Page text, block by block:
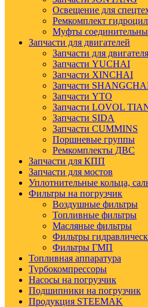
Освещение для
Ремкомплект
Муфты
Запчасти для двигателей
Запчасти для
Запчасти YUCHAI
Запчасти XINCHAI
Запчасти
Запчасти YTO
Запчасти LOVOL
Запчасти SIDA
Запчасти CUMMINS
Поршневые группы
Ремкомплекты ДВС
Запчасти для КПП
Запчасти для мостов
Уплотнительные кольца,
Фильтры на погрузчик
Воздушные фильтры
Топливные фильтры
Масляные фильтры
Фильтры
Фильтры ГМП
Топливная аппаратура
Турбокомпрессоры
Насосы на погрузчик
Подшипники на погрузчик
Продукция STEEMAK